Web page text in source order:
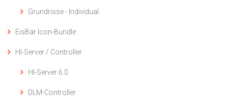
Grundrisse - Individual
EisBär Icon-Bundle
HI-Server / Controller
HI-Server 6.0
DLM-Controller